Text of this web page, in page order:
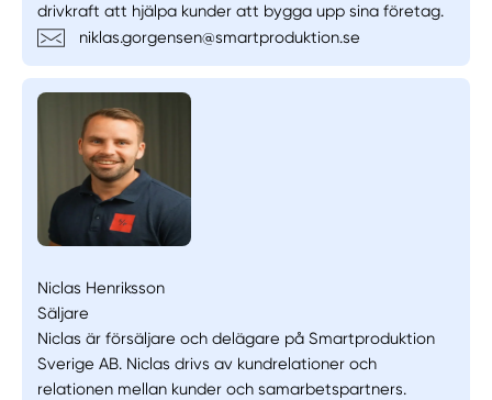
drivkraft att hjälpa kunder att bygga upp sina företag.
niklas.gorgensen@smartproduktion.se
Niclas Henriksson
Säljare
Niclas är försäljare och delägare på Smartproduktion
Sverige AB. Niclas drivs av kundrelationer och
relationen mellan kunder och samarbetspartners.